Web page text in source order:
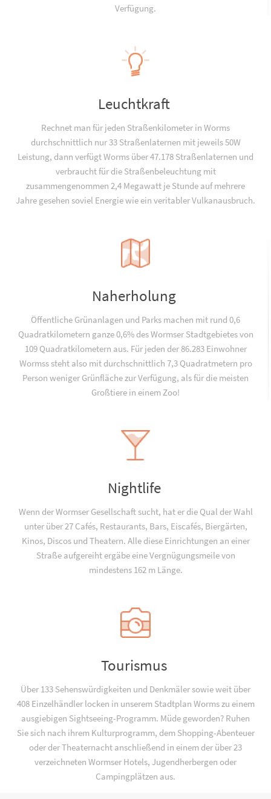
Verfügung.
Leuchtkraft
Rechnet man für jeden Straßenkilometer in Worms
durchschnittlich nur 33 Straßenlaternen mit jeweils 50W
Leistung, dann verfügt Worms über 47.178 Straßenlaternen und
verbraucht für die Straßenbeleuchtung mit
zusammengenommen 2,4 Megawatt je Stunde auf mehrere
Jahre gesehen soviel Energie wie ein veritabler Vulkanausbruch.
Naherholung
Öffentliche Grünanlagen und Parks machen mit rund 0,6
Quadratkilometern ganze 0,6% des Wormser Stadtgebietes von
109 Quadratkilometern aus. Für jeden der 86.283 Einwohner
Wormss steht also mit durchschnittlich 7,3 Quadratmetern pro
Person weniger Grünfläche zur Verfügung, als für die meisten
Großtiere in einem Zoo!
Nightlife
Wenn der Wormser Gesellschaft sucht, hat er die Qual der Wahl
unter über 27 Cafés, Restaurants, Bars, Eiscafés, Biergärten,
Kinos, Discos und Theatern. Alle diese Einrichtungen an einer
Straße aufgereiht ergäbe eine Vergnügungsmeile von
mindestens 162 m Länge.
Tourismus
Über 133 Sehenswürdigkeiten und Denkmäler sowie weit über
408 Einzelhändler locken in unserem Stadtplan Worms zu einem
ausgiebigen Sightseeing-Programm. Müde geworden? Ruhen
Sie sich nach ihrem Kulturprogramm, dem Shopping-Abenteuer
oder der Theaternacht anschließend in einem der über 23
verzeichneten Wormser Hotels, Jugend­­herbergen oder
Campingplätzen aus.